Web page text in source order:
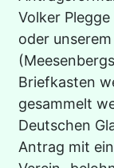
Volker
oder
Briefkasten
gesammelt
Deutschen
Antrag mit